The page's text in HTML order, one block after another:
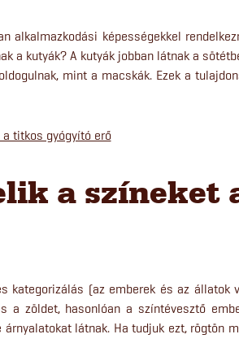
alkalmazkodási képességekkel
a kutyák? A kutyák jobban látnak a
mint a macskák. Ezek a
titkos gyógyító erő
a színeket
kategorizálás (az emberek és az
a zöldet, hasonlóan a színtévesztő
látnak. Ha tudjuk ezt, rögtön